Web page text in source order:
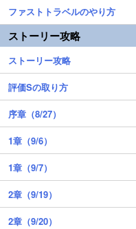
ファストトラベルのやり方
ストーリー攻略
ストーリー攻略
評価Sの取り方
序章（8/27）
1章（9/6）
1章（9/7）
2章（9/19）
2章（9/20）